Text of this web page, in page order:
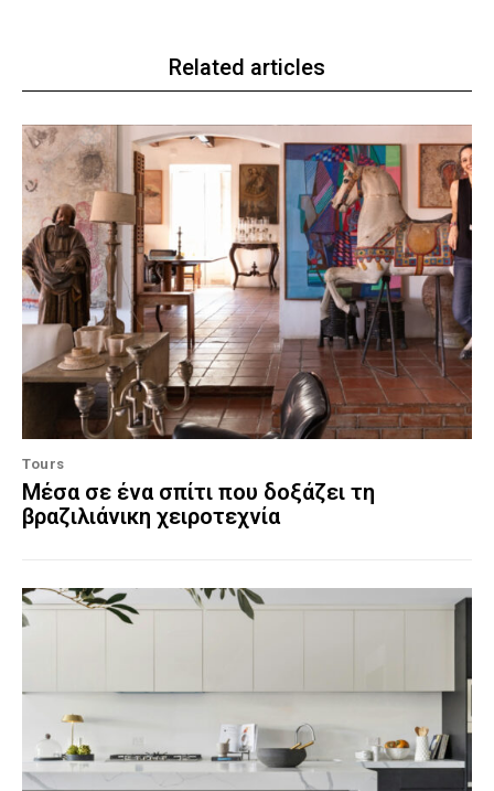
Related articles
Tours
Μέσα σε ένα σπίτι που δοξάζει τη
βραζιλιάνικη χειροτεχνία